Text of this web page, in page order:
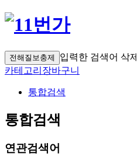
전해질보충제
입력한 검색어 삭제
카테고리 장바구니
통합검색
통합검색
연관검색어